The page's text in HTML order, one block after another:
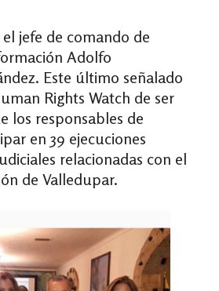
jefe de comando de
Adolfo
Este último señalado
Rights Watch de ser
los responsables de
en 39 ejecuciones
relacionadas con el
de Valledupar.